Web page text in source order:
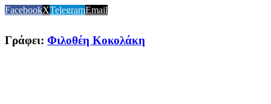
FacebookXTelegramEmail
Γράφει: Φιλοθέη Κοκολάκη